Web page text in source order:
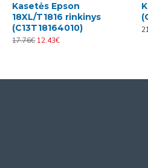
Kasetės Epson
18XL/T1816 rinkinys
(C13T18164010)
17.76€ 12.43€